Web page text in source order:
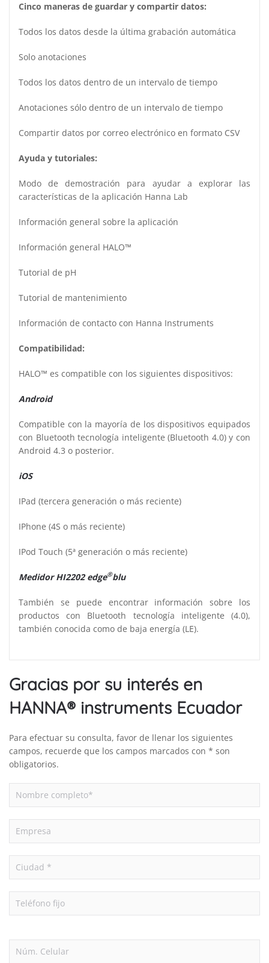
Cinco maneras de guardar y compartir datos:
Todos los datos desde la última grabación automática
Solo anotaciones
Todos los datos dentro de un intervalo de tiempo
Anotaciones sólo dentro de un intervalo de tiempo
Compartir datos por correo electrónico en formato CSV
Ayuda y tutoriales:
Modo de demostración para ayudar a explorar las
características de la aplicación Hanna Lab
Información general sobre la aplicación
Información general HALO™
Tutorial de pH
Tutorial de mantenimiento
Información de contacto con Hanna Instruments
Compatibilidad:
HALO™ es compatible con los siguientes dispositivos:
Android
Compatible con la mayoría de los dispositivos equipados
con Bluetooth tecnología inteligente (Bluetooth 4.0) y con
Android 4.3 o posterior.
iOS
IPad (tercera generación o más reciente)
IPhone (4S o más reciente)
IPod Touch (5ª generación o más reciente)
Medidor HI2202 edge®blu
También se puede encontrar información sobre los
productos con Bluetooth tecnología inteligente (4.0),
también conocida como de baja energía (LE).
Gracias por su interés en
HANNA® instruments Ecuador
Para efectuar su consulta, favor de llenar los siguientes
campos, recuerde que los campos marcados con * son
obligatorios.